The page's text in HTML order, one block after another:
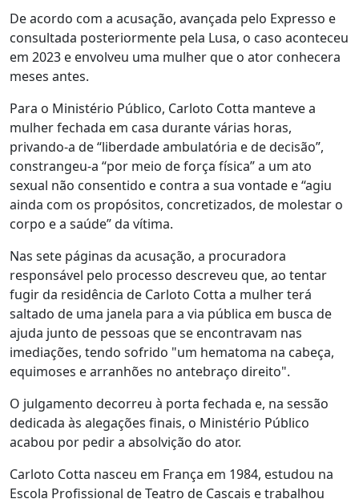
De acordo com a acusação, avançada pelo Expresso e
consultada posteriormente pela Lusa, o caso aconteceu
em 2023 e envolveu uma mulher que o ator conhecera
meses antes.
Para o Ministério Público, Carloto Cotta manteve a
mulher fechada em casa durante várias horas,
privando-a de “liberdade ambulatória e de decisão”,
constrangeu-a “por meio de força física” a um ato
sexual não consentido e contra a sua vontade e “agiu
ainda com os propósitos, concretizados, de molestar o
corpo e a saúde” da vítima.
Nas sete páginas da acusação, a procuradora
responsável pelo processo descreveu que, ao tentar
fugir da residência de Carloto Cotta a mulher terá
saltado de uma janela para a via pública em busca de
ajuda junto de pessoas que se encontravam nas
imediações, tendo sofrido "um hematoma na cabeça,
equimoses e arranhões no antebraço direito".
O julgamento decorreu à porta fechada e, na sessão
dedicada às alegações finais, o Ministério Público
acabou por pedir a absolvição do ator.
Carloto Cotta nasceu em França em 1984, estudou na
Escola Profissional de Teatro de Cascais e trabalhou